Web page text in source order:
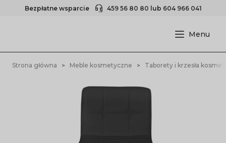
Bezpłatne wsparcie 459 56 80 80 lub 604 966 041
Strona główna Meble kosmetyczne Taborety i krzesła